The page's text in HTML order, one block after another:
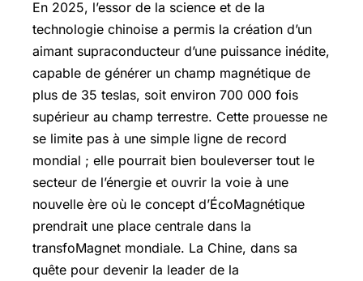
En 2025, l’essor de la science et de la
technologie chinoise a permis la création d’un
aimant supraconducteur d’une puissance inédite,
capable de générer un champ magnétique de
plus de 35 teslas, soit environ 700 000 fois
supérieur au champ terrestre. Cette prouesse ne
se limite pas à une simple ligne de record
mondial ; elle pourrait bien bouleverser tout le
secteur de l’énergie et ouvrir la voie à une
nouvelle ère où le concept d’ÉcoMagnétique
prendrait une place centrale dans la
transfoMagnet mondiale. La Chine, dans sa
quête pour devenir la leader de la